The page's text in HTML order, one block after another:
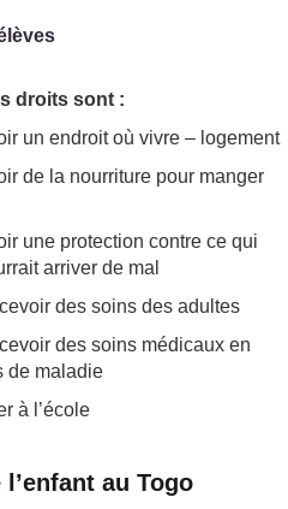
droits sont :
un endroit où vivre – logement
de la nourriture pour manger
une protection contre ce qui
arriver de mal
des soins des adultes
des soins médicaux en
de maladie
à l’école
au Togo